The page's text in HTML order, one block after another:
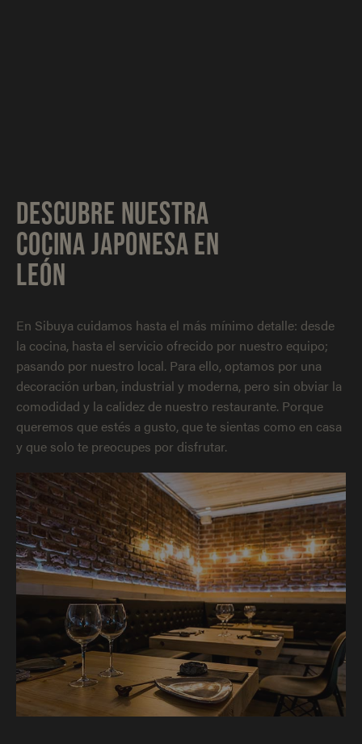
DESCUBRE NUESTRA
COCINA JAPONESA EN
LEÓN
En Sibuya cuidamos hasta el más mínimo detalle: desde
la cocina, hasta el servicio ofrecido por nuestro equipo;
pasando por nuestro local. Para ello, optamos por una
decoración urban, industrial y moderna, pero sin obviar la
comodidad y la calidez de nuestro restaurante. Porque
queremos que estés a gusto, que te sientas como en casa
y que solo te preocupes por disfrutar.